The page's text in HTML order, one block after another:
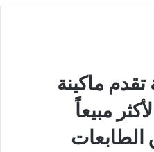
ماكينة
مبيعاً